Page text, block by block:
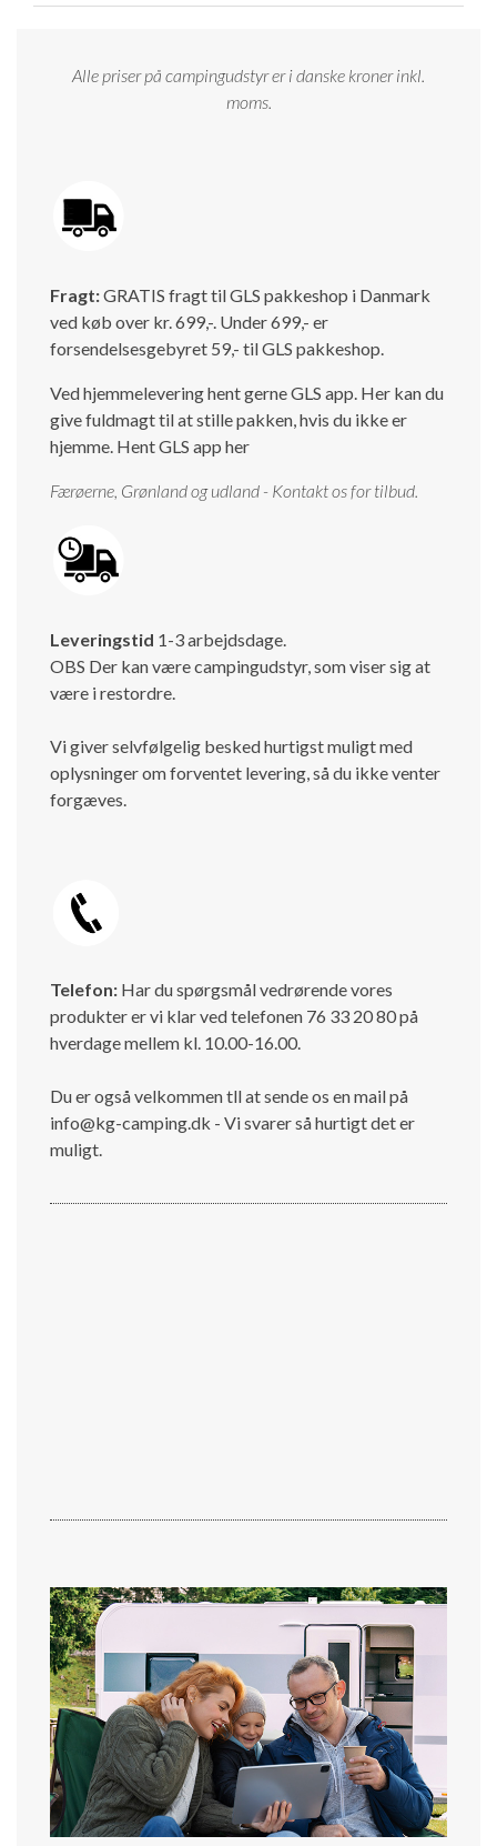
Alle priser på campingudstyr er i danske kroner inkl.
moms.
Fragt:GRATIS fragt til GLS pakkeshop i Danmark
ved køb over kr. 699,-. Under 699,- er
forsendelsesgebyret 59,- til GLS pakkeshop.
Ved hjemmelevering hent gerne GLS app. Her kan du
give fuldmagt til at stille pakken, hvis du ikke er
hjemme. Hent GLS app her
Færøerne, Grønland og udland - Kontakt os for tilbud.
Leveringstid 1-3 arbejdsdage.
OBS Der kan være campingudstyr, som viser sig at
være i restordre.
Vi giver selvfølgelig besked hurtigst muligt med
oplysninger om forventet levering, så du ikke venter
forgæves.
Telefon: Har du spørgsmål vedrørende vores
produkter er vi klar ved telefonen 76 33 20 80 på
hverdage mellem kl. 10.00-16.00.
Du er også velkommen tll at sende os en mail på
info@kg-camping.dk - Vi svarer så hurtigt det er
muligt.